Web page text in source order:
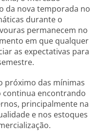
da nova temporada no
durante o
permanecem no
em que qualquer
as expectativas para
próximo das mínimas
continua encontrando
principalmente na
e nos estoques